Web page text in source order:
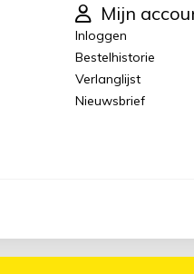
Mijn
Inloggen
Bestelhistorie
Verlanglijst
Nieuwsbrief